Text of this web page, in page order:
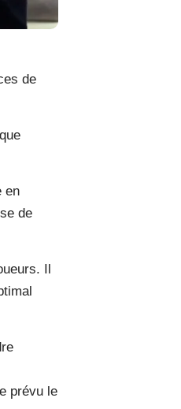
de
en
de
Il
prévu le